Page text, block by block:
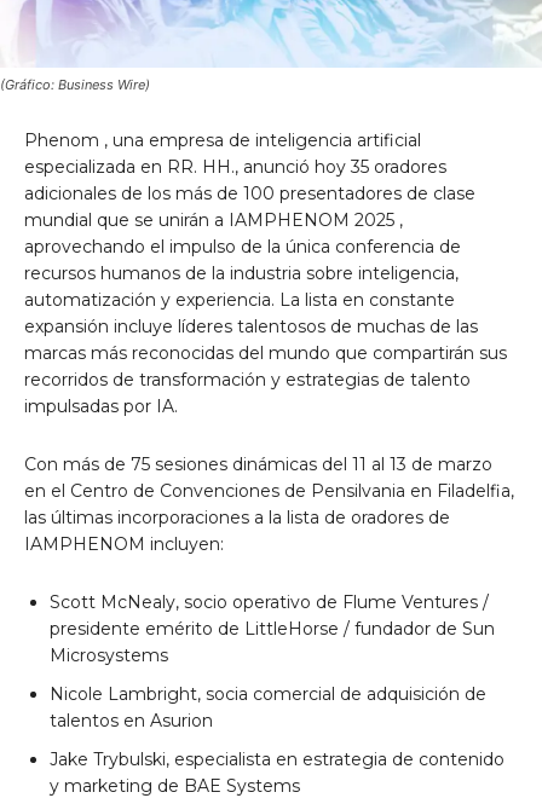
(Gráfico: Business Wire)
Phenom , una empresa de inteligencia artificial
especializada en RR. HH., anunció hoy 35 oradores
adicionales de los más de 100 presentadores de clase
mundial que se unirán a IAMPHENOM 2025 ,
aprovechando el impulso de la única conferencia de
recursos humanos de la industria sobre inteligencia,
automatización y experiencia. La lista en constante
expansión incluye líderes talentosos de muchas de las
marcas más reconocidas del mundo que compartirán sus
recorridos de transformación y estrategias de talento
impulsadas por IA.
Con más de 75 sesiones dinámicas del 11 al 13 de marzo
en el Centro de Convenciones de Pensilvania en Filadelfia,
las últimas incorporaciones a la lista de oradores de
IAMPHENOM incluyen:
Scott McNealy, socio operativo de Flume Ventures /
presidente emérito de LittleHorse / fundador de Sun
Microsystems
Nicole Lambright, socia comercial de adquisición de
talentos en Asurion
Jake Trybulski, especialista en estrategia de contenido
y marketing de BAE Systems